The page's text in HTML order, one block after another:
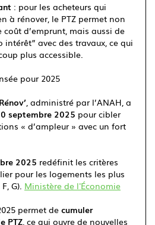
: pour les acheteurs qui
à rénover, le PTZ permet non
d’emprunt, mais aussi de
intérêt” avec des travaux, ce qui
plus accessible.
pour 2025
, administré par l’ANAH, a
septembre 2025 pour cibler
« d’ampleur » avec un fort
2025 redéfinit les critères
pour les logements les plus
G). Ministère de l'Économie
permet de cumuler
PTZ, ce qui ouvre de nouvelles